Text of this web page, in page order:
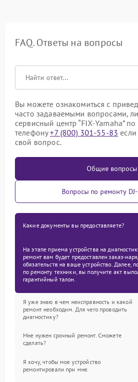
FAQ. Ответы на вопросы
Вы можете ознакомиться с
часто задаваемыми вопросами,
сервисный центр “FIX-Yamaha”
телефону+7 (800) 301-55-83
свой вопрос.
Общие вопросы
Вопросы по ремонту DJ-
Какие документы вы предоставляете?
На этапе приема устройства на
ремонт вам будет предоставлен заказ-
обязательств на ваше устройство. Далее,
по ремонту техники, вы получите акт
гарантийный талон.
Я уже знаю в чем неисправность и какой
ремонт необходим. Для чего проводить
диагностику?
Мне нужен срочный ремонт. Сможете
сделать?
Я хочу, чтобы мое устройство
ремонтировали при мне.